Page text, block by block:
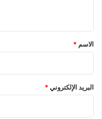
*
الاسم *
البريد الإلكتروني*